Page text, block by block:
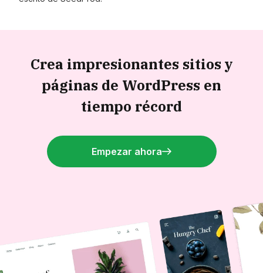
Crea impresionantes sitios y
páginas de WordPress en
tiempo récord
Empezar ahora